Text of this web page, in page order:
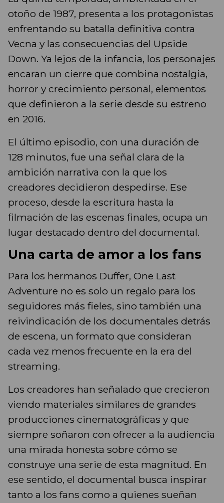
otoño de 1987, presenta a los protagonistas
enfrentando su batalla definitiva contra
Vecna y las consecuencias del Upside
Down. Ya lejos de la infancia, los personajes
encaran un cierre que combina nostalgia,
horror y crecimiento personal, elementos
que definieron a la serie desde su estreno
en 2016.
El último episodio, con una duración de
128 minutos, fue una señal clara de la
ambición narrativa con la que los
creadores decidieron despedirse. Ese
proceso, desde la escritura hasta la
filmación de las escenas finales, ocupa un
lugar destacado dentro del documental.
Una carta de amor a los fans
Para los hermanos Duffer, One Last
Adventure no es solo un regalo para los
seguidores más fieles, sino también una
reivindicación de los documentales detrás
de escena, un formato que consideran
cada vez menos frecuente en la era del
streaming.
Los creadores han señalado que crecieron
viendo materiales similares de grandes
producciones cinematográficas y que
siempre soñaron con ofrecer a la audiencia
una mirada honesta sobre cómo se
construye una serie de esta magnitud. En
ese sentido, el documental busca inspirar
tanto a los fans como a quienes sueñan